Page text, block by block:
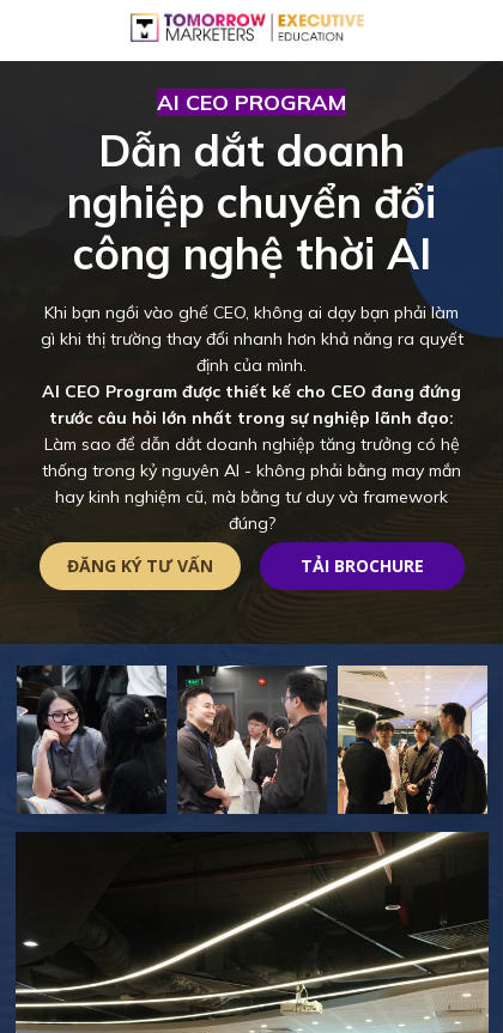
Dẫn dắt doanh
nghiệp chuyển đổi
công nghệ thời AI
Khi bạn ngồi vào ghế CEO, không ai dạy bạn phải làm
gì khi thị trường thay đổi nhanh hơn khả năng ra quyết
định của mình.
AI CEO Program được thiết kế cho CEO đang đứng
trước câu hỏi lớn nhất trong sự nghiệp lãnh đạo:
Làm sao để dẫn dắt doanh nghiệp tăng trưởng có hệ
thống trong kỷ nguyên AI - không phải bằng may mắn
hay kinh nghiệm cũ, mà bằng tư duy và framework
đúng?
ĐĂNG KÝ TƯ VẤN
AI CEO PROGRAM
TẢI BROCHURE